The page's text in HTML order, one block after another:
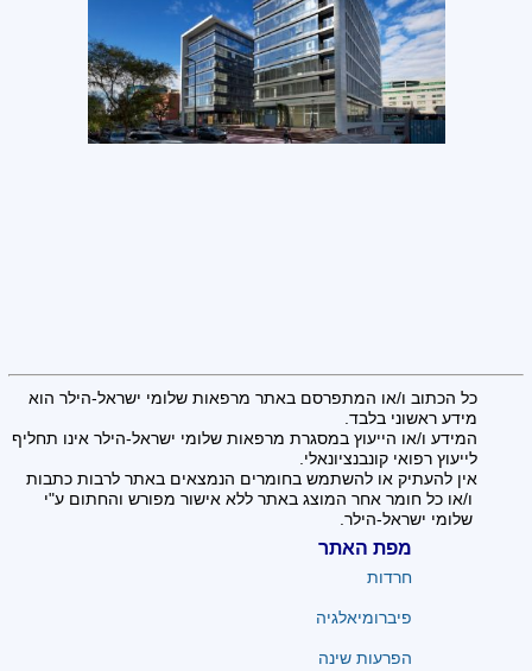
כל הכתוב ו/או המתפרסם באתר מרפאות שלומי ישראל-הילר הוא
מידע ראשוני בלבד.
המידע ו/או הייעוץ במסגרת מרפאות שלומי ישראל-הילר אינו תחליף
לייעוץ רפואי קונבנציונאלי.
אין להעתיק או להשתמש בחומרים הנמצאים באתר לרבות כתבות
ו/או כל חומר אחר המוצג באתר ללא אישור מפורש והחתום ע"י
שלומי ישראל-הילר.
מפת האתר
חרדות
פיברומיאלגיה
הפרעות שינה